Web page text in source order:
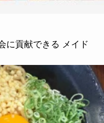
に貢献できる メイド